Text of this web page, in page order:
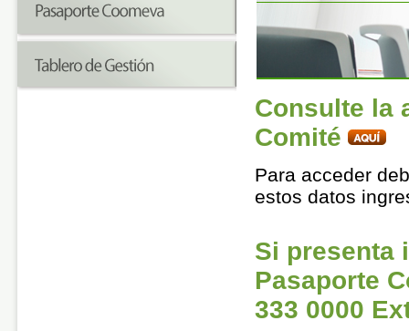
Consulte la
Comité
Para acceder
estos datos
Si presenta
Pasaporte
333 0000